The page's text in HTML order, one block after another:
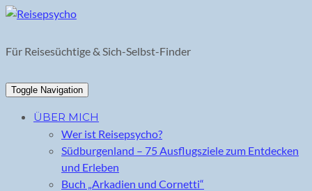
Skip
content
Für Reisesüchtige & Sich-Selbst-Finder
Toggle Navigation
ÜBER MICH
Wer ist Reisepsycho?
Südburgenland – 75 Ausflugsziele zum Entdecken
und Erleben
Buch „Arkadien und Cornetti“